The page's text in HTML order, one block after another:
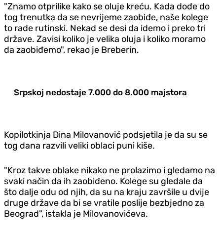
"Znamo otprilike kako se oluje kreću. Kada dođe do
tog trenutka da se nevrijeme zaobiđe, naše kolege
to rade rutinski. Nekad se desi da idemo i preko tri
države. Zavisi koliko je velika oluja i koliko moramo
da zaobiđemo", rekao je Breberin.
Srpskoj nedostaje 7.000 do 8.000 majstora
Kopilotkinja Dina Milovanović podsjetila je da su se
tog dana razvili veliki oblaci puni kiše.
"Kroz takve oblake nikako ne prolazimo i gledamo na
svaki način da ih zaobiđeno. Kolege su gledale da
što dalje odu od njih, da su na kraju završile u dvije
druge države da bi se vratile poslije bezbjedno za
Beograd", istakla je Milovanovićeva.